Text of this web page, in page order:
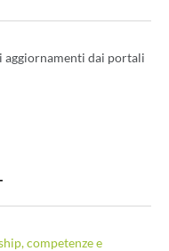
dai portali
competenze e